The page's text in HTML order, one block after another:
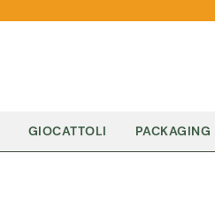
GIOCATTOLI PACKAGING